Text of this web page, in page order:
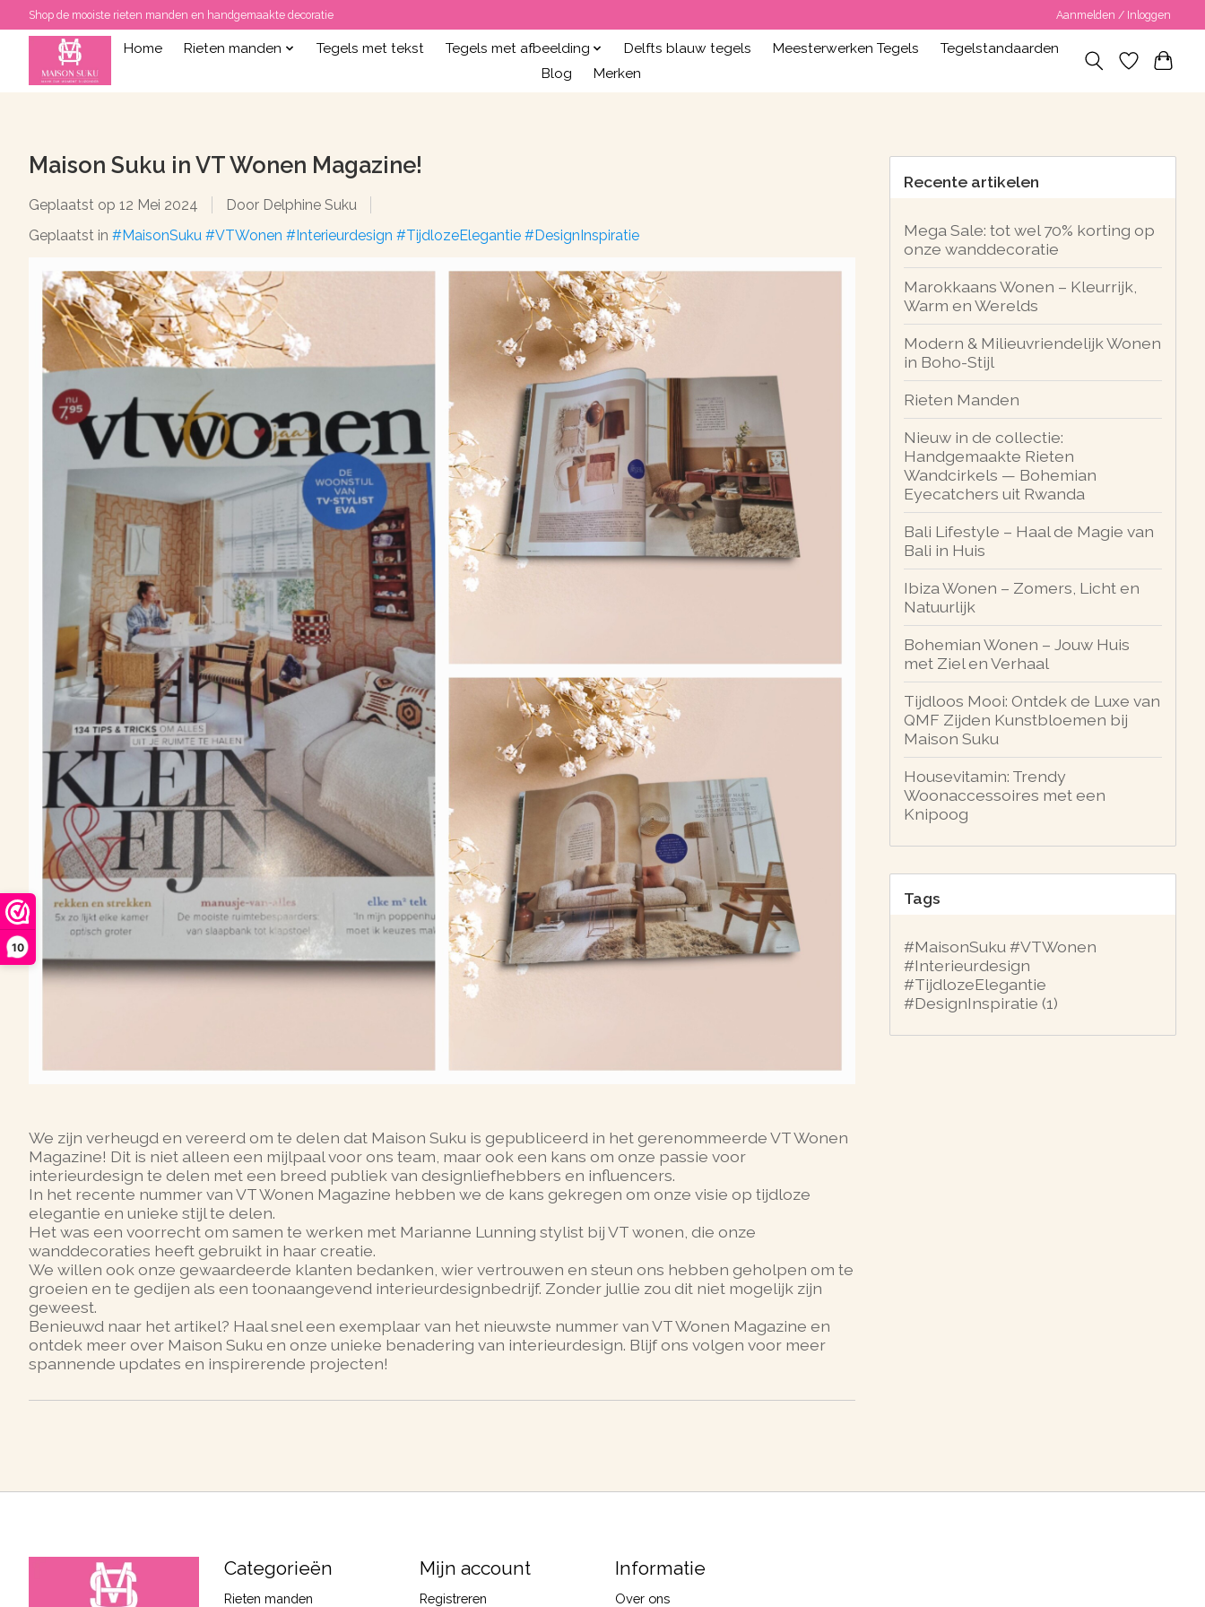
10
Shop de mooiste rieten manden en handgemaakte decoratie Aanmelden / Inloggen
Home Rieten manden Tegels met tekst Tegels met afbeelding Delfts blauw tegels Meesterwerken Tegels
Tegelstandaarden
Blog
Merken
Maison Suku in VT Wonen Magazine!
Geplaatst op 12 Mei 2024
Door Delphine Suku
Geplaatst in #MaisonSuku #VTWonen #Interieurdesign #TijdlozeElegantie #DesignInspiratie
We zijn verheugd en vereerd om te delen dat Maison Suku is gepubliceerd in het gerenommeerde VT Wonen
Magazine! Dit is niet alleen een mijlpaal voor ons team, maar ook een kans om onze passie voor
interieurdesign te delen met een breed publiek van designliefhebbers en influencers.
In het recente nummer van VT Wonen Magazine hebben we de kans gekregen om onze visie op tijdloze
elegantie en unieke stijl te delen.
Het was een voorrecht om samen te werken met Marianne Lunning stylist bij VT wonen, die onze
wanddecoraties heeft gebruikt in haar creatie.
We willen ook onze gewaardeerde klanten bedanken, wier vertrouwen en steun ons hebben geholpen om te
groeien en te gedijen als een toonaangevend interieurdesignbedrijf. Zonder jullie zou dit niet mogelijk zijn
geweest.
Benieuwd naar het artikel? Haal snel een exemplaar van het nieuwste nummer van VT Wonen Magazine en
ontdek meer over Maison Suku en onze unieke benadering van interieurdesign. Blijf ons volgen voor meer
spannende updates en inspirerende projecten!
Recente artikelen
Mega Sale: tot wel 70% korting op
onze wanddecoratie
Marokkaans Wonen – Kleurrijk,
Warm en Werelds
Modern & Milieuvriendelijk Wonen
in Boho-Stijl
Rieten Manden
Nieuw in de collectie:
Handgemaakte Rieten
Wandcirkels — Bohemian
Eyecatchers uit Rwanda
Bali Lifestyle – Haal de Magie van
Bali in Huis
Ibiza Wonen – Zomers, Licht en
Natuurlijk
Bohemian Wonen – Jouw Huis
met Ziel en Verhaal
Tijdloos Mooi: Ontdek de Luxe van
QMF Zijden Kunstbloemen bij
Maison Suku
Housevitamin: Trendy
Woonaccessoires met een
Knipoog
Tags
#MaisonSuku #VTWonen
#Interieurdesign
#TijdlozeElegantie
#DesignInspiratie (1)
Categorieën
Rieten manden
Mijn account
Registreren
Informatie
Over ons